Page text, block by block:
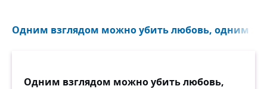
Одним взглядом можно убить любовь, одним
Одним взглядом можно убить любовь,